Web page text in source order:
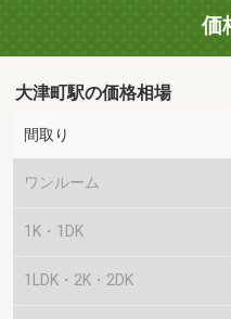
価
大津町駅の価格相場
間取り
ワンルーム
1K・1DK
1LDK・2K・2DK